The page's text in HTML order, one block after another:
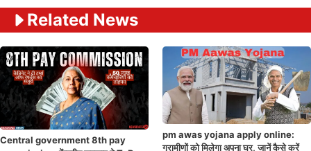
Related News
Central government 8th pay
pm awas yojana apply online:
ग्रामीणों को मिलेगा अपना घर, जानें कैसे करें